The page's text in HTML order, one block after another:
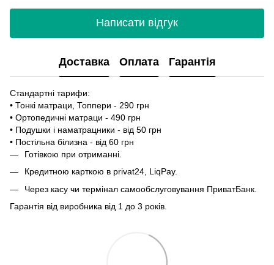
Написати відгук
Доставка Оплата Гарантія
Стандартні тарифи:
• Тонкі матраци, Топпери - 290 грн
• Ортопедичні матраци - 490 грн
• Подушки і наматрацники - від 50 грн
• Постільна білизна - від 60 грн
Готівкою при отриманні.
Кредитною карткою в privat24, LiqPay.
Через касу чи термінал самообслуговування ПриватБанк.
Гарантія від виробника від 1 до 3 років.